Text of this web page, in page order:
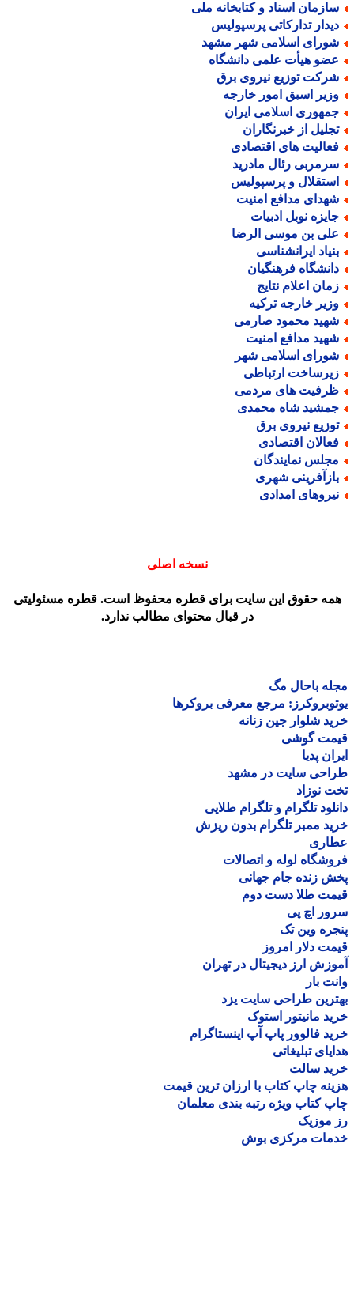
اسناد و کتابخانه ملی
تدارکاتی پرسپولیس
اسلامی شهر مشهد
هیأت علمی دانشگاه
توزیع نیروی برق
اسبق امور خارجه
اسلامی ایران
از خبرنگاران
های اقتصادی
رئال مادرید
و پرسپولیس
مدافع امنیت
نوبل ادبیات
بن موسی الرضا
ایرانشناسی
فرهنگیان
اعلام نتایج
خارجه ترکیه
محمود صارمی
مدافع امنیت
اسلامی شهر
ارتباطی
های مردمی
شاه محمدی
نیروی برق
اقتصادی
نمایندگان
شهری
امدادی
نسخه اصلی
حقوق این سایت برای قطره محفوظ است. قطره مسئولیتی
در قبال محتوای مطالب ندارد.
باحال مگ
مرجع معرفی بروکرها
شلوار جین زنانه
گوشی
پدیا
سایت در مشهد
نوزاد
تلگرام و تلگرام طلایی
ممبر تلگرام بدون ریزش
لوله و اتصالات
زنده جام جهانی
طلا دست دوم
اچ پی
وین تک
دلار امروز
ارز دیجیتال در تهران
بار
طراحی سایت یزد
مانیتور استوک
فالوور پاپ آپ اینستاگرام
تبلیغاتی
سالت
چاپ کتاب با ارزان ترین قیمت
کتاب ویژه رتبه بندی معلمان
موزیک
مرکزی بوش